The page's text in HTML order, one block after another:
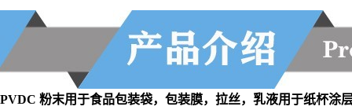
PVDC 粉末用于食品包装袋，包装膜，拉丝，乳液用于纸杯涂